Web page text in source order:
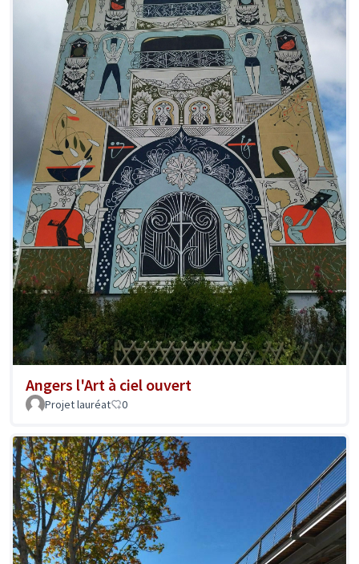
Angers l'Art à ciel ouvert
Projet lauréat 0